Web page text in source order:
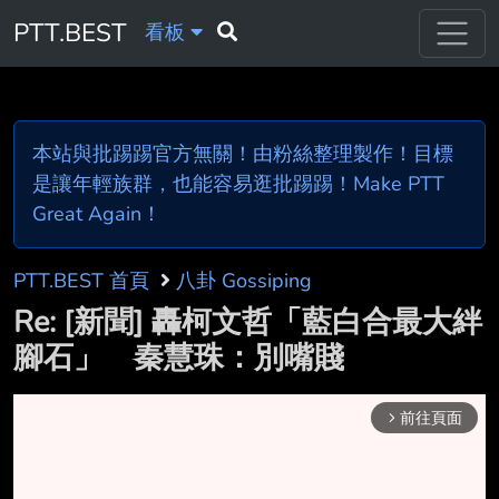
PTT.BEST 看板
本站與批踢踢官方無關！由粉絲整理製作！目標
是讓年輕族群，也能容易逛批踢踢！Make PTT
Great Again！
PTT.BEST 首頁 八卦 Gossiping
Re: [新聞] 轟柯文哲「藍白合最大絆
腳石」 秦慧珠：別嘴賤
arrow_forward_ios 前往頁面